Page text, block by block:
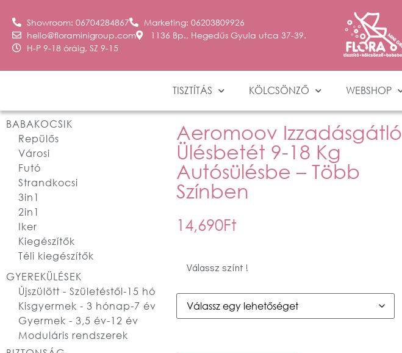
Showroom: 06704284867
Marketing: 06203809926
hello@floraminigroup.com
1136 Bp., Hegedűs Gyula utca 37-39.
H-P 9-18 óráig, SZ 9-15
TISZTÍTÁS KÖLCSÖNZŐ WEBSHOP
BABAKOCSIK
Repülős
Városi
Futó
Strandkocsi
3in1
2in1
Iker
Kiegészítők
Téli kiegészítők
GYEREKÜLÉSEK
Újszülött - Születéstől-15 hó
Kisgyermek - 3 hónap-7 év
Gyermek - 3,5 év-12 év
Moduláris rendszerek
Aeromoov Izzadásgátló
Ülésbetét 9-18 Kg
Autósülésbe – Több
Színben
14,690Ft
Válassz színt !